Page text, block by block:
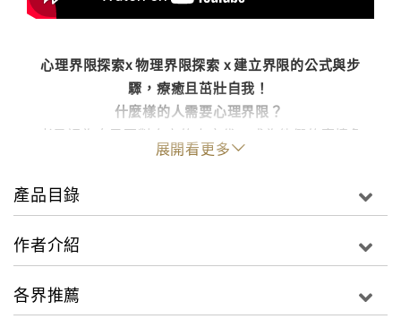
心理界限探索x 物理界限探索 x 建立界限的公式與步
驟，療癒且茁壯自我！
什麼樣的人需要心理界限？
● 老是認為自己要對身旁的人交代，或為他們的事情負
● 經常覺得疲憊不斷奔波，事情永遠忙不完
然的人
絕他人
展開看更多
產品目錄
作者介紹
各界推薦